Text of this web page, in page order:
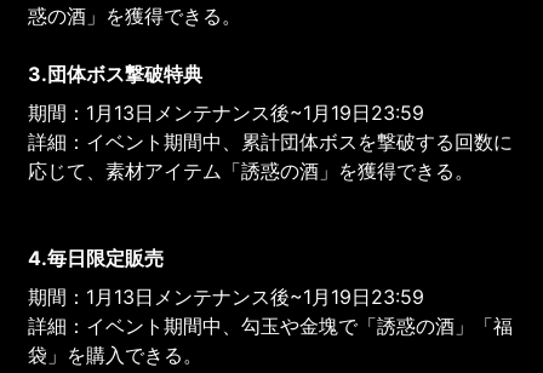
惑の酒」を獲得できる。
3.団体ボス撃破特典
期間：1月13日メンテナンス後~1月19日23:59
詳細：イベント期間中、累計団体ボスを撃破する回数に
応じて、素材アイテム「誘惑の酒」を獲得できる。
4.毎日限定販売
期間：1月13日メンテナンス後~1月19日23:59
詳細：イベント期間中、勾玉や金塊で「誘惑の酒」「福
袋」を購入できる。